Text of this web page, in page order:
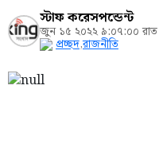
স্টাফ করেসপন্ডেন্ট
জুন ১৫ ২০২২ ৯:০৭:০০ রাত
প্রচ্ছদ,রাজনীতি